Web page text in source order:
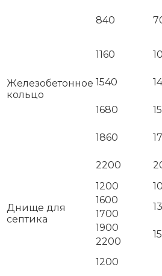
Железобетонное
кольцо
840
1160
1540
1680
1860
2200
Днище для
септика
1200
1600
1700
1900
2200
1200